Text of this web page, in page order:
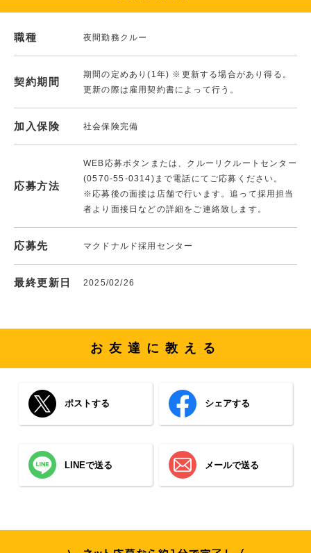
職種 夜間勤務クルー
契約期間
期間の定めあり(1年) ※更新する場合があり得る。
更新の際は雇用契約書によって行う。
加入保険 社会保険完備
応募方法
WEB応募ボタンまたは、クルーリクルートセンター
(0570-55-0314)まで電話にてご応募ください。
※応募後の面接は店舗で行います。追って採用担当
者より面接日などの詳細をご連絡致します。
応募先 マクドナルド採用センター
最終更新日 2025/02/26
お友達に教える
ポストする シェアする
LINEで送る メールで送る